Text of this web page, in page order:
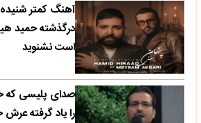
آهنگ کمتر
درگذشته حمید
است نشنوید
صدای پلیسی که
را یاد گرفته عرش